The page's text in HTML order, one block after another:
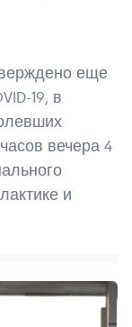
еще
19, в
вечера 4
и